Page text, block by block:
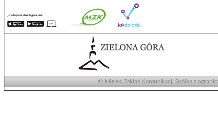
© Miejski Zakład Komunikacji Spółka z